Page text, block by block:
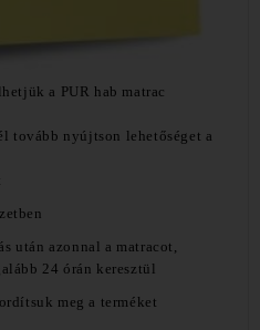
a PUR hab matrac
tovább nyújtson lehetőséget a
után azonnal a matracot,
24 órán keresztül
meg a terméket